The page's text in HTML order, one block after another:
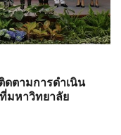
ดตามการดำเนิน
มหาวิทยาลัย